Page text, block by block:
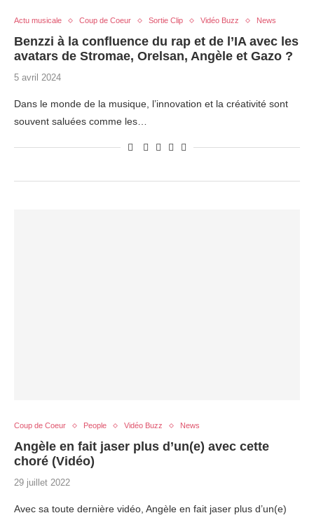
Actu musicale Coup de Coeur Sortie Clip Vidéo Buzz News
Benzzi à la confluence du rap et de l’IA avec les
avatars de Stromae, Orelsan, Angèle et Gazo ?
5 avril 2024
Dans le monde de la musique, l’innovation et la créativité sont
souvent saluées comme les…
Coup de Coeur People Vidéo Buzz News
Angèle en fait jaser plus d’un(e) avec cette
choré (Vidéo)
29 juillet 2022
Avec sa toute dernière vidéo, Angèle en fait jaser plus d’un(e)